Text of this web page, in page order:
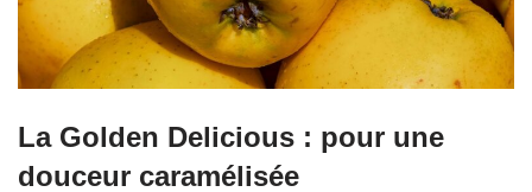
La Golden Delicious : pour une
douceur caramélisée